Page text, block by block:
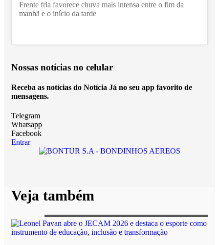
Frente fria favorece chuva mais intensa entre o fim da
manhã e o início da tarde
Nossas notícias no celular
Receba as notícias do Notícia Já no seu app favorito de
mensagens.
Telegram
Whatsapp
Facebook
Entrar
Veja também